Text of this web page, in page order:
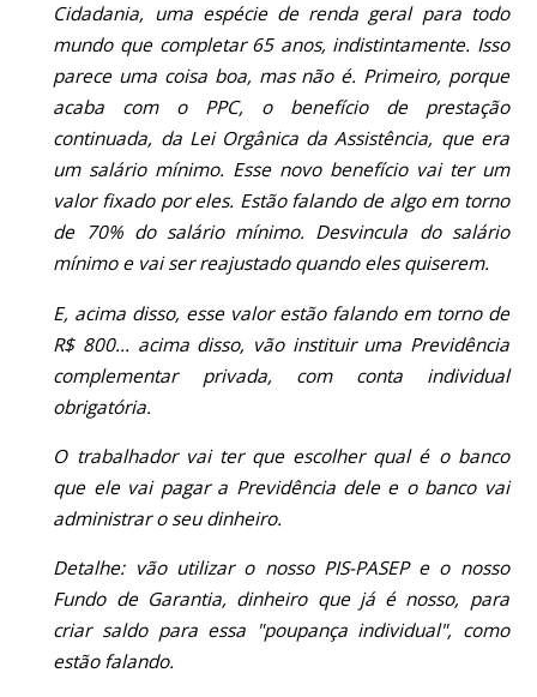
Cidadania, uma espécie de renda geral para todo
mundo que completar 65 anos, indistintamente. Isso
parece uma coisa boa, mas não é. Primeiro, porque
acaba com o PPC, o benefício de prestação
continuada, da Lei Orgânica da Assistência, que era
um salário mínimo. Esse novo benefício vai ter um
valor fixado por eles. Estão falando de algo em torno
de 70% do salário mínimo. Desvincula do salário
mínimo e vai ser reajustado quando eles quiserem.
E, acima disso, esse valor estão falando em torno de
R$ 800... acima disso, vão instituir uma Previdência
complementar privada, com conta individual
obrigatória.
O trabalhador vai ter que escolher qual é o banco
que ele vai pagar a Previdência dele e o banco vai
administrar o seu dinheiro.
Detalhe: vão utilizar o nosso PIS-PASEP e o nosso
Fundo de Garantia, dinheiro que já é nosso, para
criar saldo para essa "poupança individual", como
estão falando.